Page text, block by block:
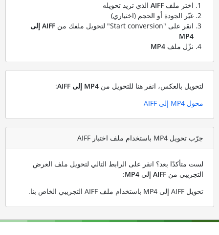
اختر ملف AIFFالذي تريد تحويله
غيّر الجودة أو الحجم (اختياري)
انقر على "Start conversion" لتحويل ملفك من
AIFF إلى
MP4
نزّل ملف MP4
لتحويل بالعكس، انقر هنا للتحويل من MP4 إلى AIFF
:
محول MP4 إلى AIFF
جرّب تحويل MP4 باستخدام ملف اختبار AIFF
لست متأكدًا بعد؟ انقر على الرابط التالي لتحويل ملف العرض
التجريبي من AIFFإلى MP4
:
تحويل AIFF إلى MP4 باستخدام ملف AIFF التجريبي الخاص بنا
.